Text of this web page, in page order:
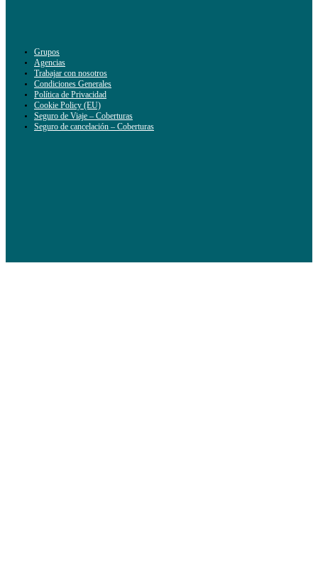
Grupos
Agencias
Trabajar con nosotros
Condiciones Generales
Política de Privacidad
Cookie Policy (EU)
Seguro de Viaje – Coberturas
Seguro de cancelación – Coberturas